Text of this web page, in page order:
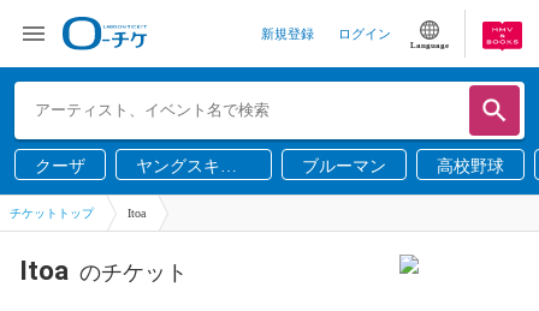
新規登録 ログイン
Language
クーザ
ヤングスキニ
ー
ブルーマン 高校野球
チケットトップ Itoa
Itoa のチケット